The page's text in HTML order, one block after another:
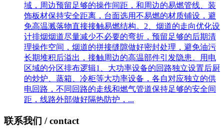
域，周边预留足够的操作间距，和周边的易燃管线、装
饰板材保持安全距离，台面选用不易燃的材质铺设，避
免高温溅落物直接接触易燃结构。2、烟道的走向优化设
计排烟烟道尽量减少不必要的弯折，预留足够的后期清
理操作空间，烟道的拼接缝隙做好密封处理，避免油污
长期堆积后溢出，接触周边的高温部件引发隐患。用电
区域的分区排布逻辑1、大功率设备的回路独立设置后厨
的炒炉、蒸箱、冷柜等大功率设备，各自对应独立的供
电回路，不同回路的走线和燃气管道保持足够的安全间
距，线路外部做好隔热防护，...
联系我们 / contact